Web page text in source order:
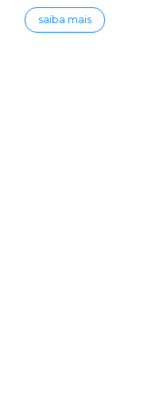
saiba mais